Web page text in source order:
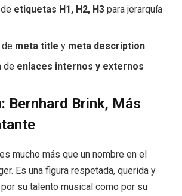
etiquetas H1, H2, H3 para jerarquía
meta title y meta description
de enlaces internos y externos
Bernhard Brink, Más
es mucho más que un nombre en el
Es una figura respetada, querida y
su talento musical como por su